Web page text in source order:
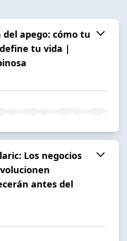
del apego: cómo tu
tu vida |
Los negocios
antes del